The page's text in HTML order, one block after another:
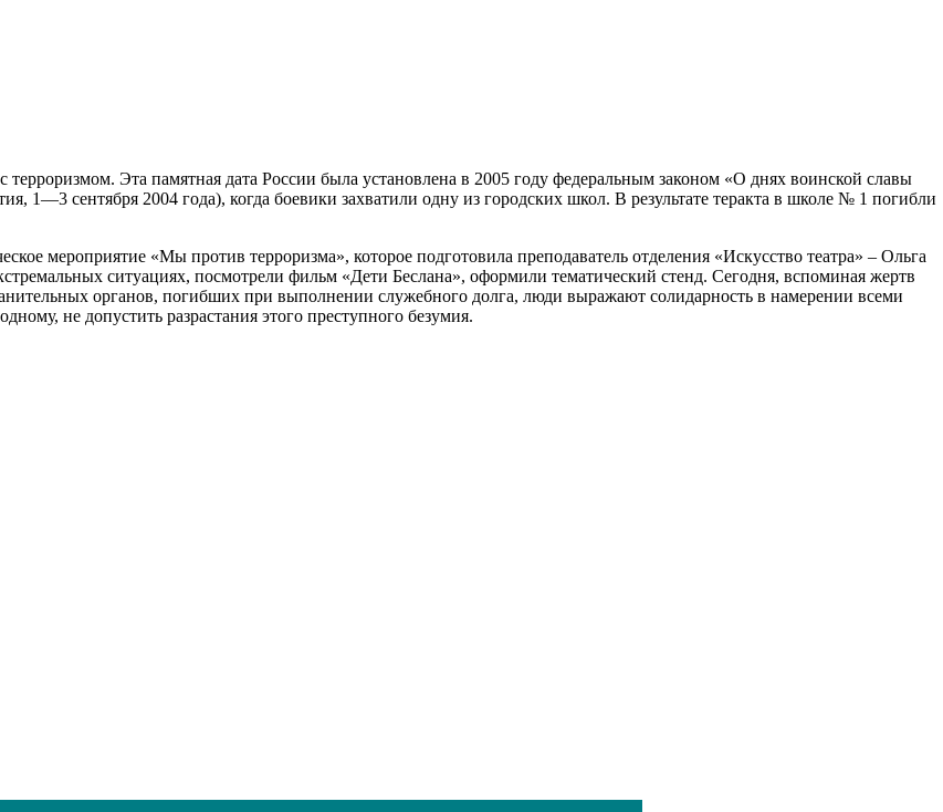
терроризмом. Эта памятная дата России была установлена в 2005 году федеральным законом «О днях воинской славы
1—3 сентября 2004 года), когда боевики захватили одну из городских школ. В результате теракта в школе № 1 погибли
мероприятие «Мы против терроризма», которое подготовила преподаватель отделения «Искусство театра» – Ольга
ситуациях, посмотрели фильм «Дети Беслана», оформили тематический стенд. Сегодня, вспоминая жертв
органов, погибших при выполнении служебного долга, люди выражают солидарность в намерении всеми
не допустить разрастания этого преступного безумия.